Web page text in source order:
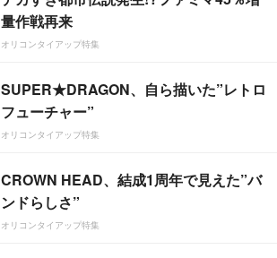
量作戦再来
オリコンタイアップ特集
SUPER★DRAGON、自ら描いた”レトロ
フューチャー”
オリコンタイアップ特集
CROWN HEAD、結成1周年で見えた”バ
ンドらしさ”
オリコンタイアップ特集